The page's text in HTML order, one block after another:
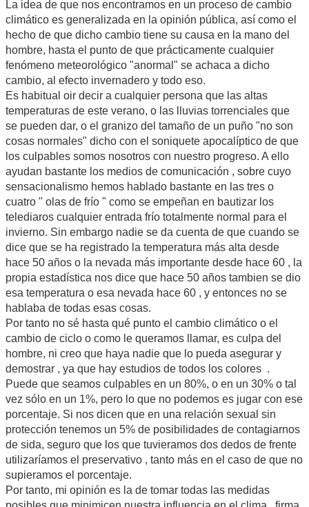
La idea de que nos encontramos en un proceso de cambio
climático es generalizada en la opinión pública, así como el
hecho de que dicho cambio tiene su causa en la mano del
hombre, hasta el punto de que prácticamente cualquier
fenómeno meteorológico "anormal" se achaca a dicho
cambio, al efecto invernadero y todo eso.
Es habitual oir decir a cualquier persona que las altas
temperaturas de este verano, o las lluvias torrenciales que
se pueden dar, o el granizo del tamaño de un puño "no son
cosas normales" dicho con el soniquete apocalíptico de que
los culpables somos nosotros con nuestro progreso. A ello
ayudan bastante los medios de comunicación , sobre cuyo
sensacionalismo hemos hablado bastante en las tres o
cuatro " olas de frío " como se empeñan en bautizar los
telediaros cualquier entrada frío totalmente normal para el
invierno. Sin embargo nadie se da cuenta de que cuando se
dice que se ha registrado la temperatura más alta desde
hace 50 años o la nevada más importante desde hace 60 , la
propia estadística nos dice que hace 50 años tambien se dio
esa temperatura o esa nevada hace 60 , y entonces no se
hablaba de todas esas cosas.
Por tanto no sé hasta qué punto el cambio climático o el
cambio de ciclo o como le queramos llamar, es culpa del
hombre, ni creo que haya nadie que lo pueda asegurar y
demostrar , ya que hay estudios de todos los colores .
Puede que seamos culpables en un 80%, o en un 30% o tal
vez sólo en un 1%, pero lo que no podemos es jugar con ese
porcentaje. Si nos dicen que en una relación sexual sin
protección tenemos un 5% de posibilidades de contagiarnos
de sida, seguro que los que tuvieramos dos dedos de frente
utilizaríamos el preservativo , tanto más en el caso de que no
supieramos el porcentaje.
Por tanto, mi opinión es la de tomar todas las medidas